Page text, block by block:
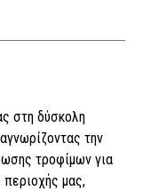
στη δύσκολη
την
τροφίμων για
περιοχής μας,